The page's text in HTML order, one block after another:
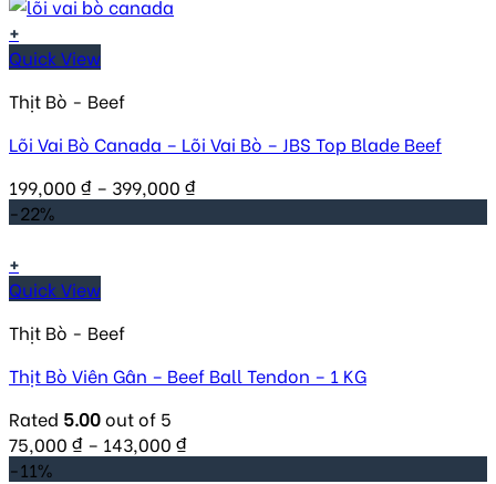
+
Quick View
Thịt Bò - Beef
Lõi Vai Bò Canada – Lõi Vai Bò – JBS Top Blade Beef
199,000 ₫ – 399,000 ₫
-22%
+
Quick View
Thịt Bò - Beef
Thịt Bò Viên Gân – Beef Ball Tendon – 1 KG
Rated 5.00out of 5
75,000 ₫ – 143,000 ₫
-11%